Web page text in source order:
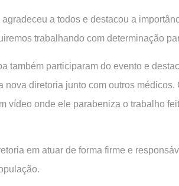
a todos e destacou a
trabalhando com determinação
também participaram do evento e
nova diretoria junto com outros
vídeo onde ele parabeniza o trabalho
em atuar de forma firme e